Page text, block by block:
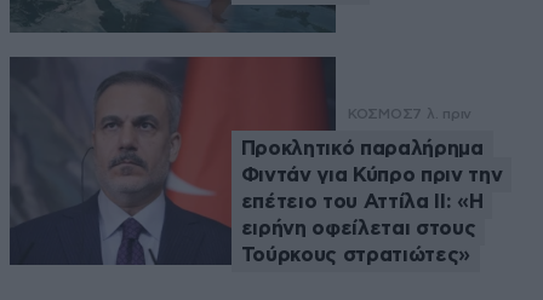
ΚΟΣΜΟΣ7 λ. πριν
Προκλητικό παραλήρημα
Φιντάν για Κύπρο πριν την
επέτειο του Αττίλα ΙΙ: «Η
ειρήνη οφείλεται στους
Τούρκους στρατιώτες»